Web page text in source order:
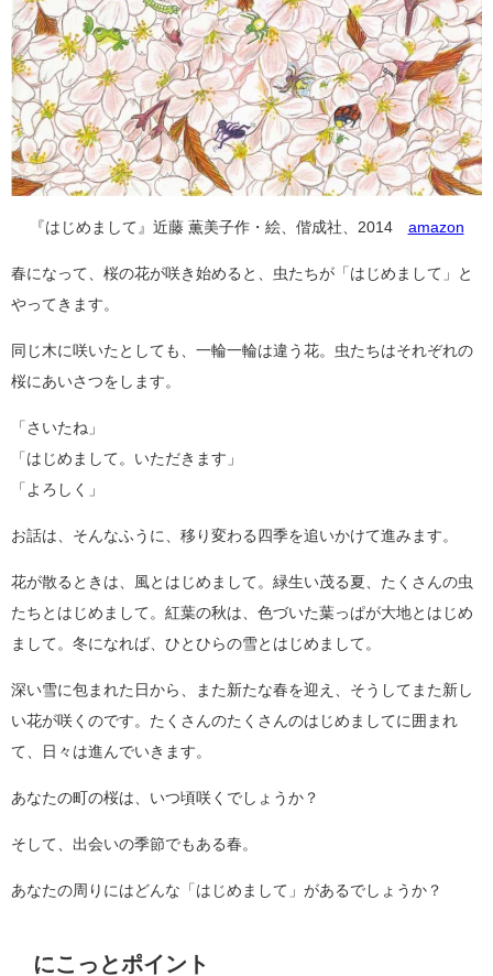
『はじめまして』近藤 薫美子作・絵、偕成社、2014 amazon
春になって、桜の花が咲き始めると、虫たちが「はじめまして」と
やってきます。
同じ木に咲いたとしても、一輪一輪は違う花。虫たちはそれぞれの
桜にあいさつをします。
「さいたね」
「はじめまして。いただきます」
「よろしく」
お話は、そんなふうに、移り変わる四季を追いかけて進みます。
花が散るときは、風とはじめまして。緑生い茂る夏、たくさんの虫
たちとはじめまして。紅葉の秋は、色づいた葉っぱが大地とはじめ
まして。冬になれば、ひとひらの雪とはじめまして。
深い雪に包まれた日から、また新たな春を迎え、そうしてまた新し
い花が咲くのです。たくさんのたくさんのはじめましてに囲まれ
て、日々は進んでいきます。
あなたの町の桜は、いつ頃咲くでしょうか？
そして、出会いの季節でもある春。
あなたの周りにはどんな「はじめまして」があるでしょうか？
にこっとポイント